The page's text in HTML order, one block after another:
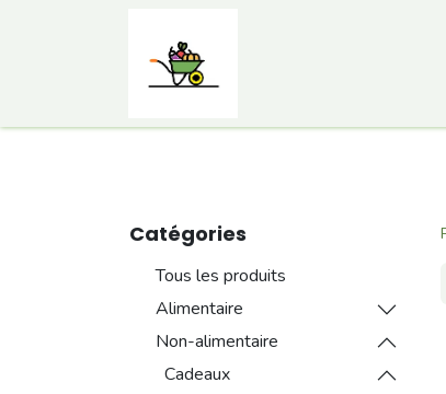
Catégories
Tous les produits
Alimentaire
Non-alimentaire
Cadeaux